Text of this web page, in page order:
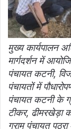
मुख्य कार्यपालन
मार्गदर्शन में
पंचायत कटनी,
पंचायतों में
पंचायत कटनी के
टीकर, ढीमरखेड़ा
ग्राम पंचायत